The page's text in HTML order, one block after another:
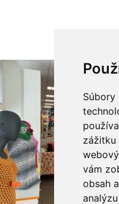
Súbory
zážitku
vám
obsah